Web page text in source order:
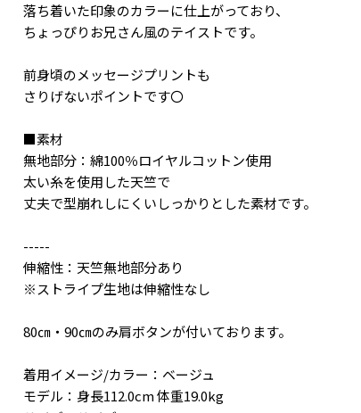
落ち着いた印象のカラーに仕上がっており、
ちょっぴりお兄さん風のテイストです。
前身頃のメッセージプリントも
さりげないポイントです〇
■素材
無地部分：綿100％ロイヤルコットン使用
太い糸を使用した天竺で
丈夫で型崩れしにくいしっかりとした素材です。
-----
伸縮性：天竺無地部分あり
※ストライプ生地は伸縮性なし
80㎝・90㎝のみ肩ボタンが付いております。
着用イメージ/カラー：ベージュ
モデル：身長112.0cm 体重19.0kg